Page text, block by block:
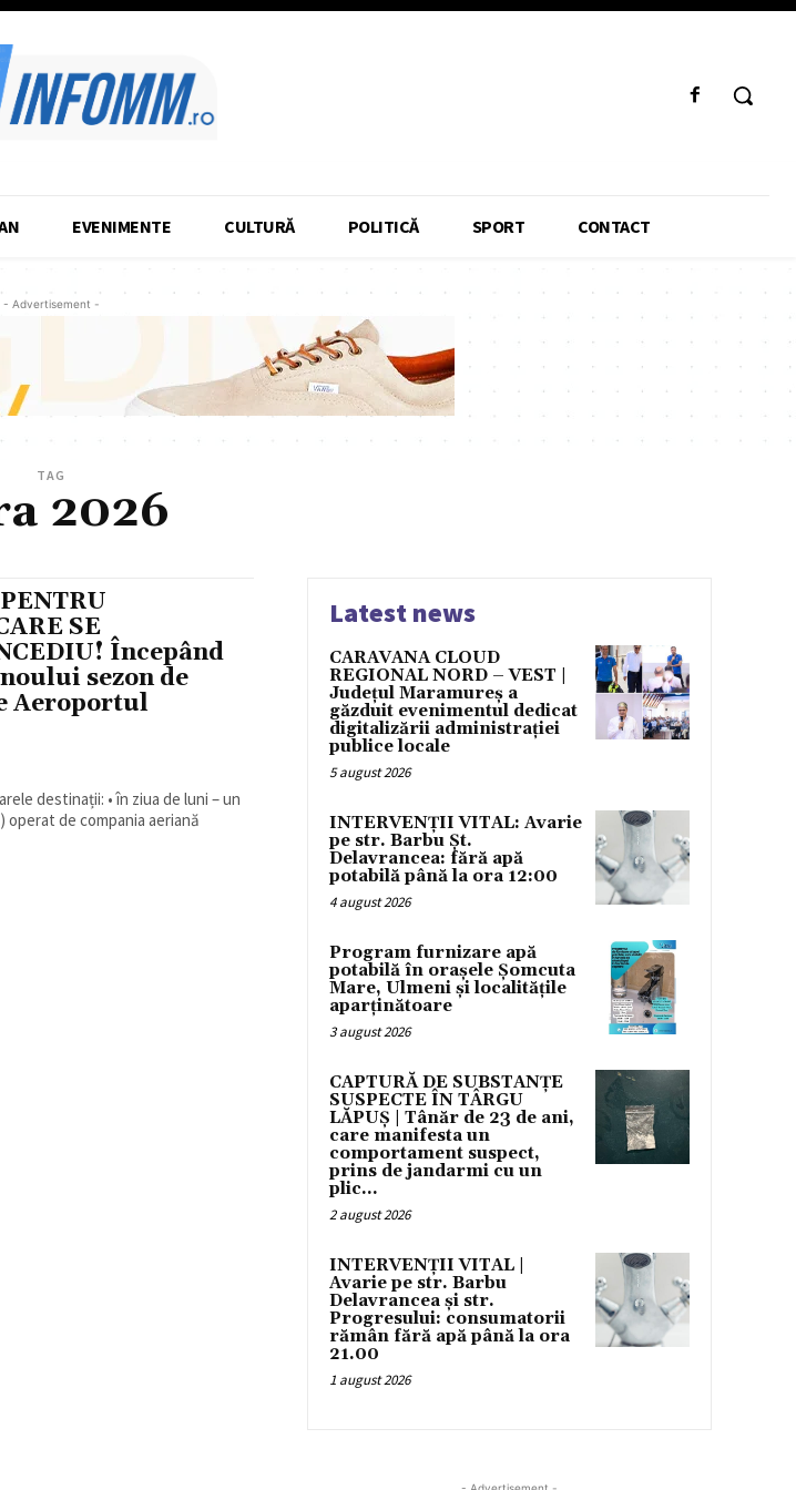
EVENIMENTE CULTURĂ POLITICĂ SPORT CONTACT
- Advertisement -
TAG
2026
SE
Începând
sezon de
Aeroportul
destinații: • în ziua de luni – un
operat de compania aeriană
Latest news
CARAVANA CLOUD
REGIONAL NORD – VEST |
Județul Maramureș a
găzduit evenimentul dedicat
digitalizării administrației
publice locale
5 august 2026
INTERVENȚII VITAL: Avarie
pe str. Barbu Șt.
Delavrancea: fără apă
potabilă până la ora 12:00
4 august 2026
Program furnizare apă
potabilă în orașele Șomcuta
Mare, Ulmeni și localitățile
aparținătoare
3 august 2026
CAPTURĂ DE SUBSTANȚE
SUSPECTE ÎN TÂRGU
LĂPUȘ | Tânăr de 23 de ani,
care manifesta un
comportament suspect,
prins de jandarmi cu un
plic...
2 august 2026
INTERVENȚII VITAL |
Avarie pe str. Barbu
Delavrancea și str.
Progresului: consumatorii
rămân fără apă până la ora
21.00
1 august 2026